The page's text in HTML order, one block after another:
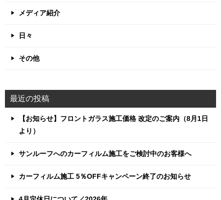
メディア紹介
日々
その他
最近の投稿
【お知らせ】フロントガラス施工価格 改定のご案内（8月1日
より）
サンルーフへのカーフィルム施工をご検討中のお客様へ
カーフィルム施工 5％OFFキャンペーン終了のお知らせ